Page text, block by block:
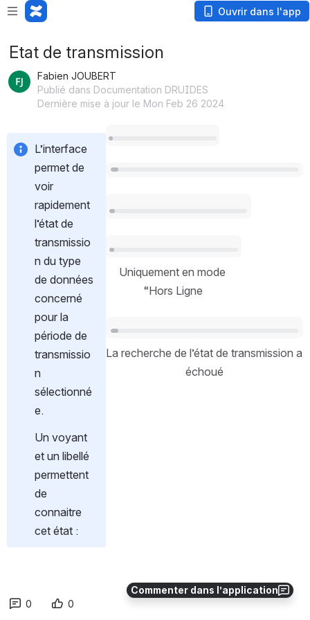
Ouvrir dans l'app
Commenter dans l’application
Etat de transmission
Fabien JOUBERT
Publié dans Documentation DRUIDES
Dernière mise à jour le Mon Feb 26 2024
L’interface
permet de
voir
rapidement
l’état de
transmissio
n du type
de données
concerné
pour la
période de
transmissio
n
sélectionné
e.
Un voyant
et un libellé
permettent
de
connaitre
cet état :
Ouvrir
Ouvrir
Uniquement en mode
“Hors Ligne
Ouvrir
La recherche de l’état de transmission a
échoué
0 0